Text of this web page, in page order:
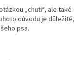
„chuti“, ale také
důvodu je důležité,
psa.